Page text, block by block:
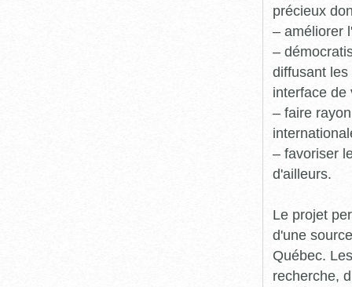
précieux
– améliorer
–
diffusant
interface de
– faire
– favoriser
d'ailleurs.
Le projet
d'une
Québec.
recherche,